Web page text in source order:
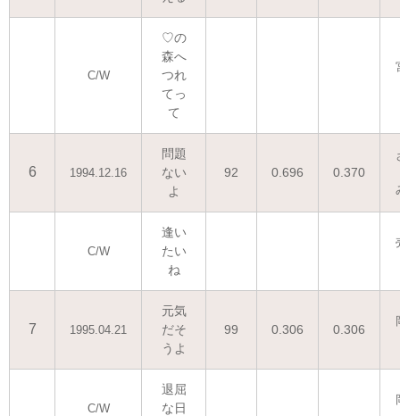
C/W
♡の
森へ
つれ
てっ
て
6 1994.12.16
問題
ない
よ
92 0.696 0.370
C/W
逢い
たい
ね
7 1995.04.21
元気
だそ
うよ
99 0.306 0.306
C/W
退屈
な日